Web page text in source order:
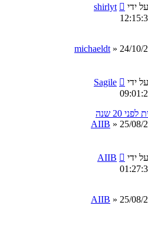
על ידי
shirlyt
michaeldt » 24/10/
על ידי
Sagile
20 שנה
AIIB » 25/08/
על ידי
AIIB
AIIB » 25/08/